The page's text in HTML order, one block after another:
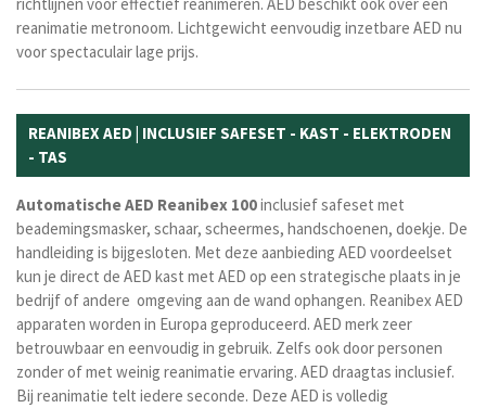
reanimatie metronoom. Lichtgewicht eenvoudig inzetbare AED nu
voor spectaculair lage prijs.
REANIBEX AED | INCLUSIEF SAFESET - KAST - ELEKTRODEN
- TAS
AutomatischeAED Reanibex 100inclusief safeset met
beademingsmasker, schaar, scheermes, handschoenen, doekje. De
handleiding is bijgesloten. Met deze aanbieding AED voordeelset
kun je direct de AED kast met AED op een strategische plaats in je
bedrijf of andere omgeving aan de wand ophangen. Reanibex AED
apparaten worden in Europa geproduceerd. AED merk zeer
betrouwbaar en eenvoudig in gebruik. Zelfs ook door personen
zonder of met weinig reanimatie ervaring. AED draagtas inclusief.
Bij reanimatie telt iedere seconde. Deze AED is volledig